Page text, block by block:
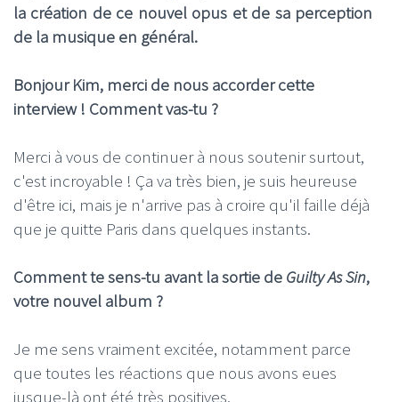
la création de ce nouvel opus et de sa perception
de la musique en général.
Bonjour Kim, merci de nous accorder cette
interview ! Comment vas-tu ?
Merci à vous de continuer à nous soutenir surtout,
c'est incroyable ! Ça va très bien, je suis heureuse
d'être ici, mais je n'arrive pas à croire qu'il faille déjà
que je quitte Paris dans quelques instants.
Comment te sens-tu avant la sortie de Guilty As Sin,
votre nouvel album ?
Je me sens vraiment excitée, notamment parce
que toutes les réactions que nous avons eues
jusque-là ont été très positives.